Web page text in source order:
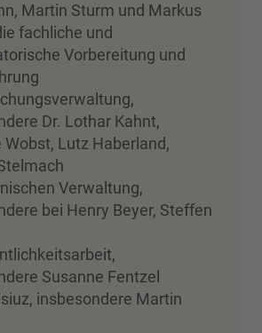
Martin Sturm und Markus
fachliche und
Vorbereitung und
Dr. Lothar Kahnt,
Wobst, Lutz Haberland,
Verwaltung,
bei Henry Beyer, Steffen
Susanne Fentzel
insbesondere Martin